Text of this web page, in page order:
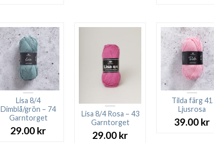
Lisa 8/4
Dimblå/grön – 74
Garntorget
29.00 kr
Lisa 8/4 Rosa – 43
Garntorget
29.00 kr
Tilda färg 41
Ljusrosa
39.00 kr